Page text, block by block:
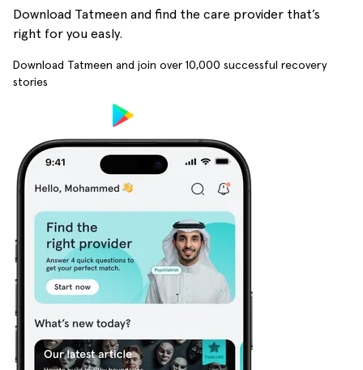
Download Tatmeen and find the care provider that’s
right for you easly.
Download Tatmeen and join over 10,000 successful recovery
stories